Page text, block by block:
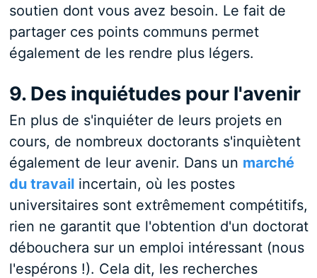
soutien dont vous avez besoin. Le fait de
partager ces points communs permet
également de les rendre plus légers.
9. Des inquiétudes pour l'avenir
En plus de s'inquiéter de leurs projets en
cours, de nombreux doctorants s'inquiètent
également de leur avenir. Dans un marché
du travailincertain, où les postes
universitaires sont extrêmement compétitifs,
rien ne garantit que l'obtention d'un doctorat
débouchera sur un emploi intéressant (nous
l'espérons !). Cela dit, les recherches